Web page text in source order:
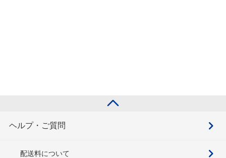
ヘルプ・ご質問
配送料について